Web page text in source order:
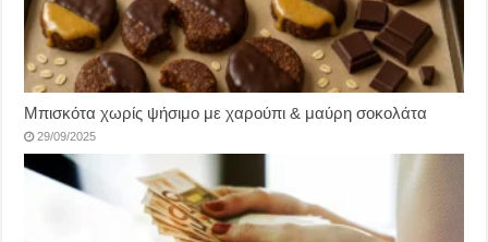
Μπισκότα χωρίς ψήσιμο με χαρούπι & μαύρη σοκολάτα
29/09/2025